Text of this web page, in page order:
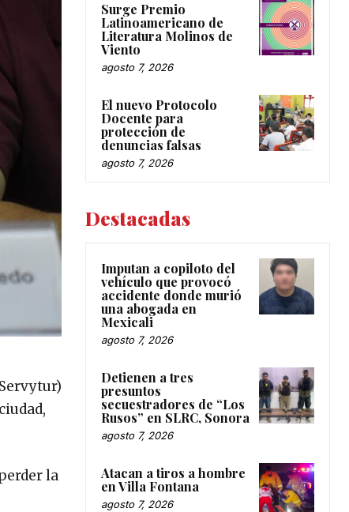
la
Surge Premio
Latinoamericano de
Literatura Molinos de
Viento
agosto 7, 2026
El nuevo Protocolo
Docente para
protección de
denuncias falsas
agosto 7, 2026
Destacadas
Imputan a copiloto del
vehículo que provocó
accidente donde murió
una abogada en
Mexicali
agosto 7, 2026
Detienen a tres
presuntos
secuestradores de “Los
Rusos” en SLRC, Sonora
agosto 7, 2026
Atacan a tiros a hombre
en Villa Fontana
agosto 7, 2026